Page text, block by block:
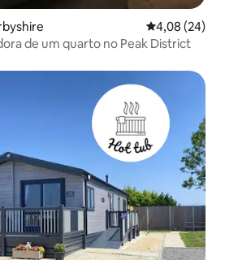
4,08 de uma
4,08 (24)
de um quarto no Peak District